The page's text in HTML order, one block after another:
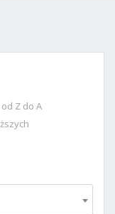
od Z do A